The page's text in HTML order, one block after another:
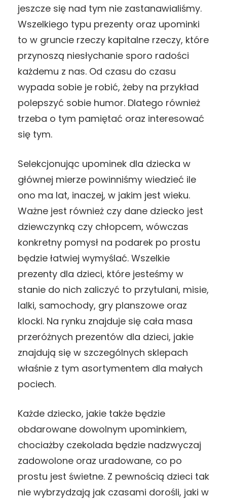
jeszcze się nad tym nie zastanawialiśmy.
Wszelkiego typu prezenty oraz upominki
to w gruncie rzeczy kapitalne rzeczy, które
przynoszą niesłychanie sporo radości
każdemu z nas. Od czasu do czasu
wypada sobie je robić, żeby na przykład
polepszyć sobie humor. Dlatego również
trzeba o tym pamiętać oraz interesować
się tym.
Selekcjonując upominek dla dziecka w
głównej mierze powinniśmy wiedzieć ile
ono ma lat, inaczej, w jakim jest wieku.
Ważne jest również czy dane dziecko jest
dziewczynką czy chłopcem, wówczas
konkretny pomysł na podarek po prostu
będzie łatwiej wymyślać. Wszelkie
prezenty dla dzieci, które jesteśmy w
stanie do nich zaliczyć to przytulani, misie,
lalki, samochody, gry planszowe oraz
klocki. Na rynku znajduje się cała masa
przeróżnych prezentów dla dzieci, jakie
znajdują się w szczególnych sklepach
właśnie z tym asortymentem dla małych
pociech.
Każde dziecko, jakie także będzie
obdarowane dowolnym upominkiem,
chociażby czekolada będzie nadzwyczaj
zadowolone oraz uradowane, co po
prostu jest świetne. Z pewnością dzieci tak
nie wybrzydzają jak czasami dorośli, jaki w